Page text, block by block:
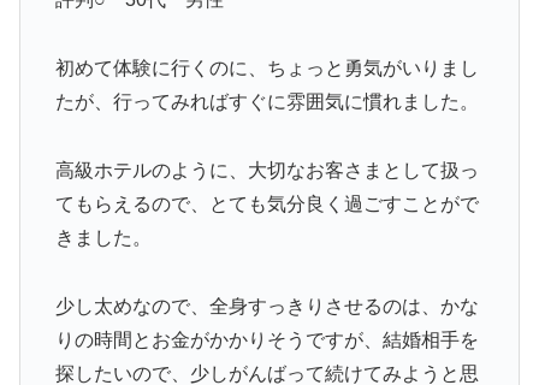
初めて体験に行くのに、ちょっと勇気がいりまし
たが、行ってみればすぐに雰囲気に慣れました。
高級ホテルのように、大切なお客さまとして扱っ
てもらえるので、とても気分良く過ごすことがで
きました。
少し太めなので、全身すっきりさせるのは、かな
りの時間とお金がかかりそうですが、結婚相手を
探したいので、少しがんばって続けてみようと思